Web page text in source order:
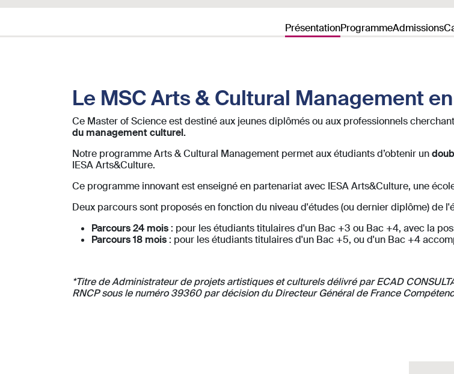
PrésentationProgrammeAdmissions
Le MSC Arts & Cultural Management
Ce Master of Science est destiné aux jeunes diplômés ou aux professionnels
du management culturel.
Notre programme Arts & Cultural Management permet aux étudiants d’obtenir un
IESA Arts&Culture.
Ce programme innovant est enseigné en partenariat avec IESA Arts&Culture, une
Deux parcours sont proposés en fonction du niveau d'études (ou dernier diplôme) de
Parcours 24 mois : pour les étudiants titulaires d'un Bac +3 ou Bac +4, avec la
Parcours 18 mois : pour les étudiants titulaires d'un Bac +5, ou d'un Bac +4
*Titre de Administrateur de projets artistiques et culturels délivré par ECAD
RNCP sous le numéro 39360 par décision du Directeur Général de France